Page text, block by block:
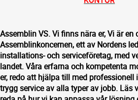
Assemblin VS. Vi finns nära er, Vi är en
Assemblinkoncernen, ett av Nordens
installations- och serviceföretag, med
landet. Våra erfarna och kompetenta
er, redo att hjälpa till med
trygg service av alla typer av jobb. Läs